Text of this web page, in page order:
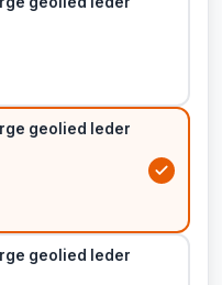
geolied leder
geolied leder